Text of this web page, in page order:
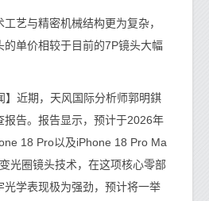
与精密机械结构更为复杂，
的单价相较于目前的7P镜头大幅
近期，天风国际分析师郭明錤
报告。报告显示，预计于2026年
18 Pro以及iPhone 18 Pro Ma
光圈镜头技术，在这项核心零部
光学表现极为强劲，预计将一举